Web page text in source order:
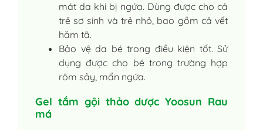
mát da khi bị ngứa. Dùng được cho cả
trẻ sơ sinh và trẻ nhỏ, bao gồm cả vết
hăm tã.
Bảo vệ da bé trong điều kiện tốt. Sử
dụng được cho bé trong trường hợp
rôm sảy, mẩn ngứa.
Gel tắm gội thảo dược Yoosun Rau
má